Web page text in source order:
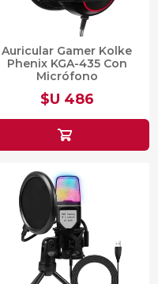
Auricular Gamer Kolke
Phenix KGA-435 Con
Micrófono
$U 486